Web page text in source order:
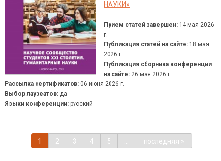
НАУКИ»
Прием статей завершен: 14 мая 2026
г.
Публикация статей на сайте: 18 мая
2026 г.
Публикация сборника конференции
на сайте: 26 мая 2026 г.
Рассылка сертификатов: 06 июня 2026 г.
Выбор лауреатов: да
Языки конференции: русский
1 2 3 4 5 последняя »